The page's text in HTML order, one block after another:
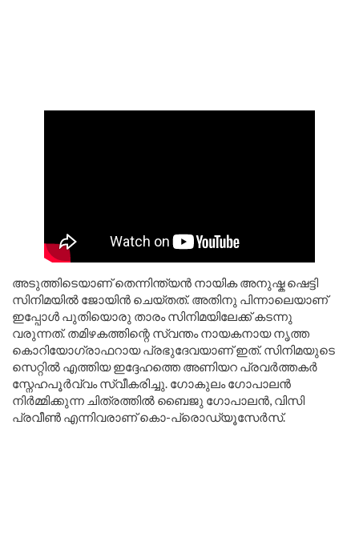
അടുത്തിടെയാണ് തെന്നിന്ത്യൻ നായിക അനുഷ്ക ഷെട്ടി
സിനിമയിൽ ജോയിൻ ചെയ്തത്. അതിനു പിന്നാലെയാണ്
ഇപ്പോൾ പുതിയൊരു താരം സിനിമയിലേക്ക് കടന്നു
വരുന്നത്. തമിഴകത്തിന്റെ സ്വന്തം നായകനായ നൃത്ത
കൊറിയോഗ്രാഫറായ പ്രഭുദേവയാണ് ഇത്. സിനിമയുടെ
സെറ്റിൽ എത്തിയ ഇദ്ദേഹത്തെ അണിയറ പ്രവർത്തകർ
സ്നേഹപൂർവ്വം സ്വീകരിച്ചു.​ ഗോകുലം ​ഗോപാലൻ
നിർമ്മിക്കുന്ന ചിത്രത്തിൽ ബൈജു ഗോപാലൻ, വിസി
പ്രവീൺ എന്നിവരാണ് കൊ-പ്രൊഡ്യൂസേർസ്.